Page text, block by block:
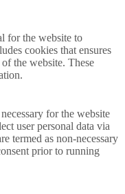
for the website to
cookies that ensures
the website. These
for the website
user personal data via
termed as non-necessary
prior to running